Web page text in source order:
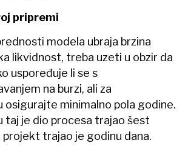
pripremi
modela ubraja brzina
likvidnost, treba uzeti u obzir da
uspoređuje li se s
na burzi, ali za
osigurajte minimalno pola godine.
taj je dio procesa trajao šest
projekt trajao je godinu dana.